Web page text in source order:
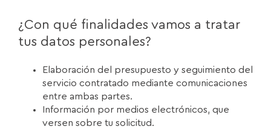
¿Con qué finalidades vamos a tratar
tus datos personales?
Elaboración del presupuesto y seguimiento del
servicio contratado mediante comunicaciones
entre ambas partes.
Información por medios electrónicos, que
versen sobre tu solicitud.